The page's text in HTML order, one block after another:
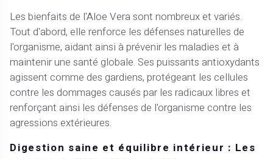
Les bienfaits de l'Aloe Vera sont nombreux et variés.
Tout d'abord, elle renforce les défenses naturelles de
l'organisme, aidant ainsi à prévenir les maladies et à
maintenir une santé globale. Ses puissants antioxydants
agissent comme des gardiens, protégeant les cellules
contre les dommages causés par les radicaux libres et
renforçant ainsi les défenses de l'organisme contre les
agressions extérieures.
Digestion saine et équilibre intérieur : Les